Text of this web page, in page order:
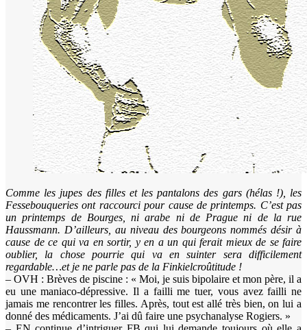
Comme les jupes des filles et les pantalons des gars (hélas !), les
Fessebouqueries ont raccourci pour cause de printemps. C’est pas
un printemps de Bourges, ni arabe ni de Prague ni de la rue
Haussmann. D’ailleurs, au niveau des bourgeons nommés désir à
cause de ce qui va en sortir, y en a un qui ferait mieux de se faire
oublier, la chose pourrie qui va en suinter sera difficilement
regardable…et je ne parle pas de la Finkielcroûtitude !
– OVH : Brèves de piscine : « Moi, je suis bipolaire et mon père, il a
eu une maniaco-dépressive. Il a failli me tuer, vous avez failli ne
jamais me rencontrer les filles. Après, tout est allé très bien, on lui a
donné des médicaments. J’ai dû faire une psychanalyse Rogiers. »